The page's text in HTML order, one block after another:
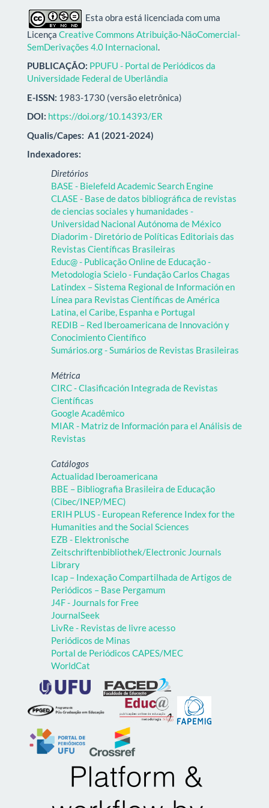
Esta obra está licenciada com uma
Licença Creative Commons Atribuição-NãoComercial-
SemDerivações 4.0 Internacional.
PUBLICAÇÃO: PPUFU - Portal de Periódicos da
Universidade Federal de Uberlândia
E-ISSN: 1983-1730 (versão eletrônica)
DOI: https://doi.org/10.14393/ER
Qualis/Capes: A1 (2021-2024)
Indexadores:
Diretórios
BASE - Bielefeld Academic Search Engine
CLASE - Base de datos bibliográfica de revistas
de ciencias sociales y humanidades -
Universidad Nacional Autónoma de México
Diadorim - Diretório de Políticas Editoriais das
Revistas Científicas Brasileiras
Educ@ - Publicação Online de Educação -
Metodologia Scielo - Fundação Carlos Chagas
Latindex – Sistema Regional de Información en
Línea para Revistas Científicas de América
Latina, el Caribe, Espanha e Portugal
REDIB – Red Iberoamericana de Innovación y
Conocimiento Científico
Sumários.org - Sumários de Revistas Brasileiras
Métrica
CIRC - Clasificación Integrada de Revistas
Científicas
Google Acadêmico
MIAR - Matriz de Información para el Análisis de
Revistas
Catálogos
Actualidad Iberoamericana
BBE – Bibliografia Brasileira de Educação
(Cibec/INEP/MEC)
ERIH PLUS - European Reference Index for the
Humanities and the Social Sciences
EZB - Elektronische
Zeitschriftenbibliothek/Electronic Journals
Library
Icap – Indexação Compartilhada de Artigos de
Periódicos – Base Pergamum
J4F - Journals for Free
JournalSeek
LivRe - Revistas de livre acesso
Periódicos de Minas
Portal de Periódicos CAPES/MEC
WorldCat